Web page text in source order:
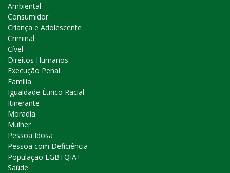
Ambiental
Consumidor
Criança e Adolescente
Criminal
Cível
Direitos Humanos
Execução Penal
Família
Igualdade Étnico Racial
Itinerante
Moradia
Mulher
Pessoa Idosa
Pessoa com Deficiência
População LGBTQIA+
Saúde